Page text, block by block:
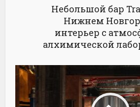
Небольшой бар
Нижнем
интерьер с
алхимической